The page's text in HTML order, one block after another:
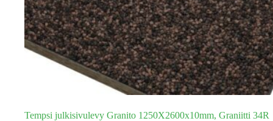
Tempsi julkisivulevy Granito 1250X2600x10mm, Graniitti 34R